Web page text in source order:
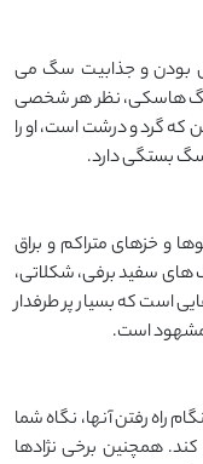
بودن و جذابیت سگ می
سگ هاسکی، نظر هر شخصی
گرد و درشت است، او را
بستگی دارد.
و خزهای متراکم و براق
سفید برفی، شکلاتی،
است که بسیار پر طرفدار
مشهود است.
راه رفتن آنها، نگاه شما
همچنین برخی نژادها